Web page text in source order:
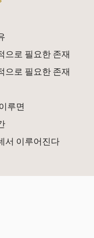
으로 필요한 존재
으로 필요한 존재
루면
서 이루어진다